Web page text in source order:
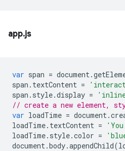
app.js
var span = document .
span . textContent =
span . style.display =
// create a new element,
var loadTime = document .
loadTime. textContent =
loadTime. style.color =
document .body.appendChild(